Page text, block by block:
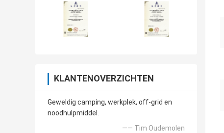
KLANTENOVERZICHTEN
Geweldig camping, werkplek, off-grid en
noodhulpmiddel.
—— Tim Oudemolen